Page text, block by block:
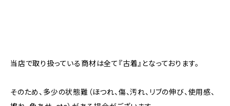
当店で取り扱っている商材は全て『古着』となっております。
そのため、多少の状態難（ほつれ、傷、汚れ、リブの伸び、使用感、